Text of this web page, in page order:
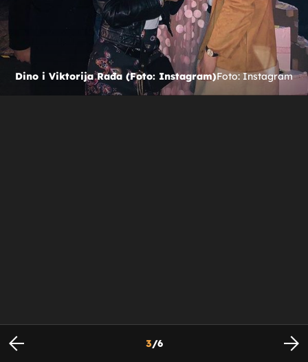
Dino i Viktorija Rađa (Foto: Instagram)Foto: Instagram
3/6